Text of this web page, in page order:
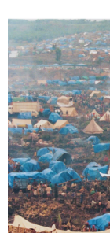
U
J
E
T
E
N
A
J
Í
T
?